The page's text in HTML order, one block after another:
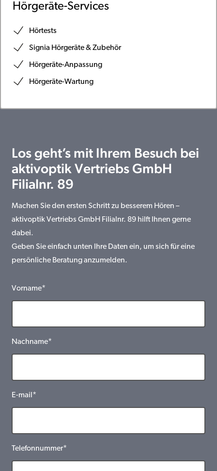
Hörgeräte-Services
Hörtests
Signia Hörgeräte & Zubehör
Hörgeräte-Anpassung
Hörgeräte-Wartung
Los geht’s mit Ihrem Besuch bei
aktivoptik Vertriebs GmbH
Filialnr. 89
Machen Sie den ersten Schritt zu besserem Hören –
aktivoptik Vertriebs GmbH Filialnr. 89 hilft Ihnen gerne
dabei.
Geben Sie einfach unten Ihre Daten ein, um sich für eine
persönliche Beratung anzumelden.
Vorname*
Nachname*
E-mail*
Telefonnummer*